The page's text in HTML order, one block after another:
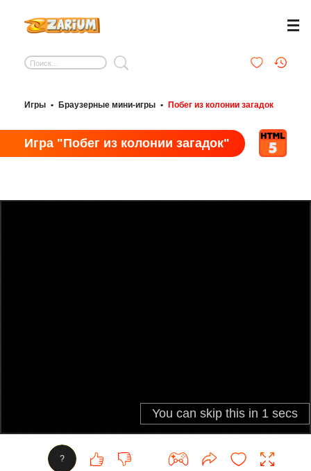
Игры • Браузерные мини-игры • Побег из колонии загадок
Игра "Побег из колонии загадок"
?